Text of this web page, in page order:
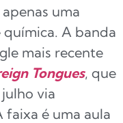
uma
A banda
mais recente
Tongues, que
via
faixa é uma aula